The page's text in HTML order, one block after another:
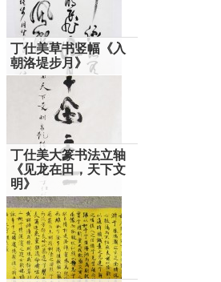
丁仕美草书竖幅《入
朝洛堤步月》
丁仕美大篆书法立轴
《见龙在田，天下文
明》